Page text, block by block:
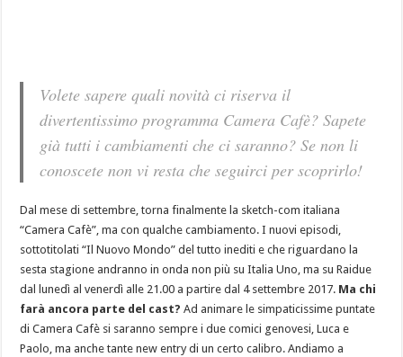
Volete sapere quali novità ci riserva il
divertentissimo programma Camera Cafè? Sapete
già tutti i cambiamenti che ci saranno? Se non li
conoscete non vi resta che seguirci per scoprirlo!
Dal mese di settembre, torna finalmente la sketch-com italiana
“Camera Cafè”, ma con qualche cambiamento. I nuovi episodi,
sottotitolati “Il Nuovo Mondo” del tutto inediti e che riguardano la
sesta stagione andranno in onda non più su Italia Uno, ma su Raidue
dal lunedì al venerdì alle 21.00 a partire dal 4 settembre 2017. Ma chi
farà ancora parte del cast? Ad animare le simpaticissime puntate
di Camera Cafè si saranno sempre i due comici genovesi, Luca e
Paolo, ma anche tante new entry di un certo calibro. Andiamo a